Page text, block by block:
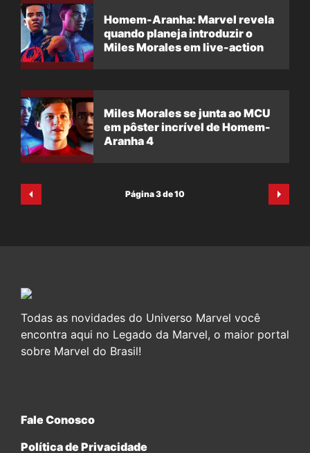
Homem-Aranha: Marvel revela
quando planeja introduzir o
Miles Morales em live-action
Miles Morales se junta ao MCU
em pôster incrível de Homem-
Aranha 4
Página 3 de 10
Todas as novidades do Universo Marvel você
encontra aqui no Legado da Marvel, o maior portal
sobre Marvel do Brasil!
Fale Conosco
Política de Privacidade